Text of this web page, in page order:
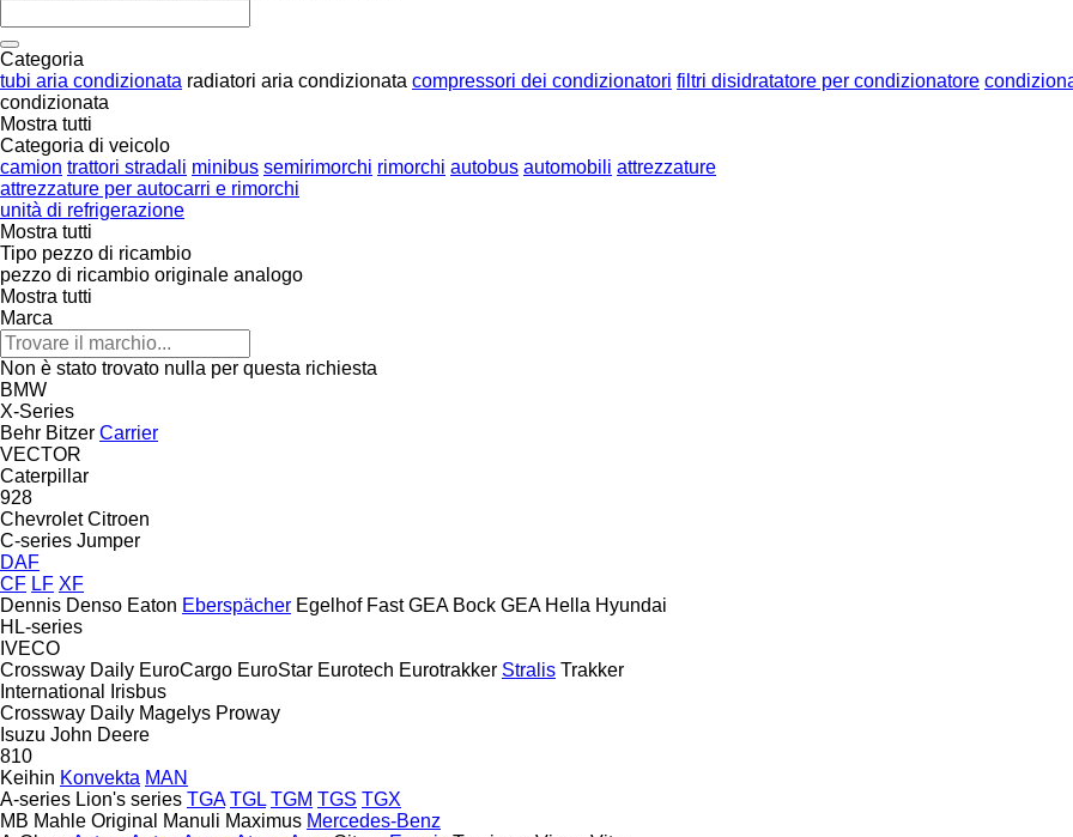
Categoria
tubi aria condizionata radiatori aria condizionata compressori dei condizionatori filtri disidratatore per condizionatore
condizionata
Mostra tutti
Categoria di veicolo
camion trattori stradali minibus semirimorchi rimorchi autobus automobili attrezzature
attrezzature per autocarri e rimorchi
unità di refrigerazione
Mostra tutti
Tipo pezzo di ricambio
pezzo di ricambio originale analogo
Mostra tutti
Marca
Non è stato trovato nulla per questa richiesta
BMW
X-Series
Behr Bitzer Carrier
VECTOR
Caterpillar
928
Chevrolet Citroen
C-series Jumper
DAF
CF LF XF
Dennis Denso Eaton Eberspächer Egelhof Fast GEA Bock GEA Hella Hyundai
HL-series
IVECO
Crossway Daily EuroCargo EuroStar Eurotech Eurotrakker Stralis Trakker
International
Irisbus
Crossway Daily Magelys Proway
Isuzu John Deere
810
Keihin Konvekta MAN
A-series Lion's series TGA TGL TGM TGS TGX
MB Mahle Original Manuli Maximus Mercedes-Benz